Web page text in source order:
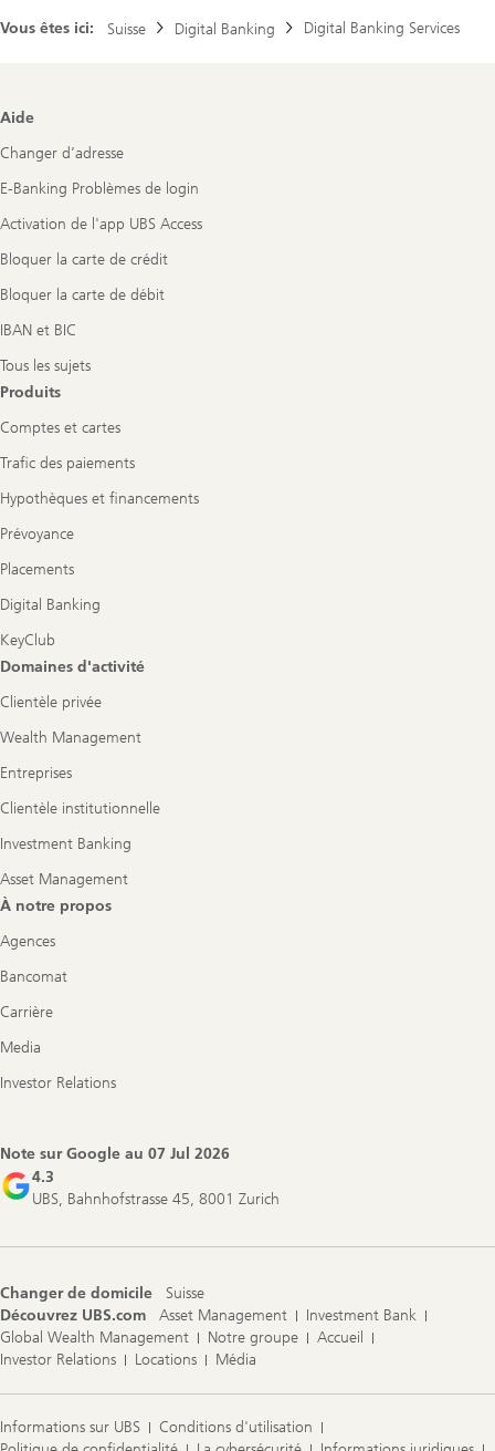
Vous êtes ici: Suisse Digital Banking Digital Banking Services
Footer
Aide
Changer d’adresse
E-Banking Problèmes de login
Activation de l'app UBS Access
Bloquer la carte de crédit
Bloquer la carte de débit
IBAN et BIC
Tous les sujets
Produits
Comptes et cartes
Trafic des paiements
Hypothèques et financements
Prévoyance
Placements
Digital Banking
KeyClub
Domaines d'activité
Clientèle privée
Wealth Management
Entreprises
Clientèle institutionnelle
Investment Banking
Asset Management
À notre propos
Agences
Bancomat
Carrière
Media
Investor Relations
Note sur Google au 07 Jul 2026
4.3
UBS, Bahnhofstrasse 45, 8001 Zurich
Changer de domicile
Suisse
Découvrez UBS.com
Asset Management
Investment Bank
Global Wealth Management
Notre groupe
Accueil
Investor Relations
Locations Média
Informations sur UBS
Conditions d'utilisation